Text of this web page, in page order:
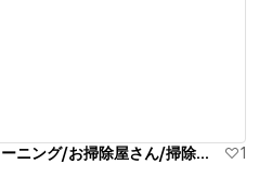
北九州市若松区/ハウスクリーニング/お掃除屋さん/掃除代行業者 1